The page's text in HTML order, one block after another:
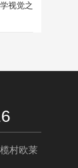
视觉之
村欧莱